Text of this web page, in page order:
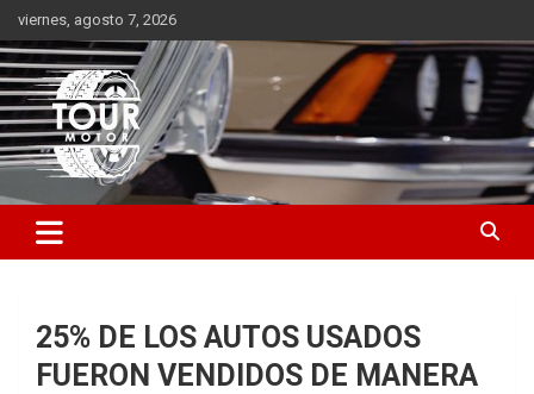
Saltar
al
contenido
viernes, agosto 7, 2026
Tour Motor
Plataforma de contenido audiovisual para el sector automotriz
25% DE LOS AUTOS USADOS
FUERON VENDIDOS DE MANERA